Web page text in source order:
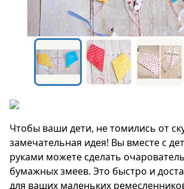
Чтобы ваши дети, не томились от
замечательная идея! Вы вместе с
руками можете сделать
бумажных змеев. Это быстро и
для ваших маленьких